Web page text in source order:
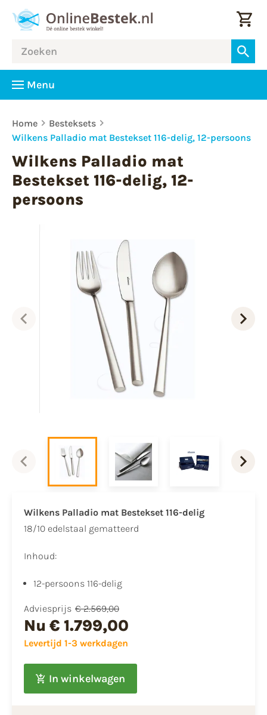
Menu
Home
Besteksets
Wilkens Palladio mat Bestekset 116-delig, 12-persoons
Wilkens Palladio mat
Bestekset 116-delig, 12-
persoons
Wilkens Palladio mat Bestekset 116-delig
18/10 edelstaal gematteerd
Inhoud:
12-persoons 116-delig
Adviesprijs € 2.569,00
Nu € 1.799,00
Levertijd 1-3 werkdagen
In winkelwagen